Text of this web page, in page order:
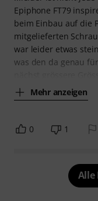
Epiphone FT79
beim Einbau auf die
mitgelieferten
war leider etwas
was den da genau
Mehr anzeigen
0 1
Alle